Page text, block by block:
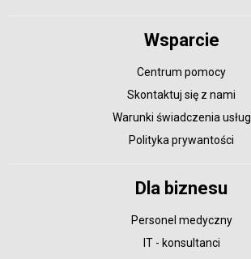
Wsparcie
Centrum pomocy
Skontaktuj się z nami
Warunki świadczenia usług
Polityka prywantości
Dla biznesu
Personel medyczny
IT - konsultanci